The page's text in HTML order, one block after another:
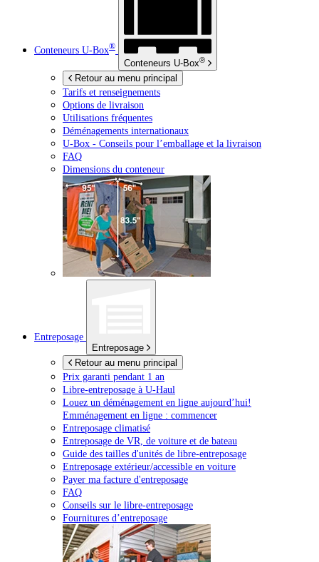
Conteneurs U-Box®
Conteneurs U-Box®
Retour au menu principal
Tarifs et renseignements
Options de livraison
Utilisations fréquentes
Déménagements internationaux
U-Box - Conseils pour l’emballage et la livraison
FAQ
Dimensions du conteneur
Entreposage
Entreposage
Retour au menu principal
Prix garanti pendant 1 an
Libre-entreposage à U-Haul
Louez un déménagement en ligne aujourd’hui!
Emménagement en ligne : commencer
Entreposage climatisé
Entreposage de VR, de voiture et de bateau
Guide des tailles d'unités de libre-entreposage
Entreposage extérieur/accessible en voiture
Payer ma facture d'entreposage
FAQ
Conseils sur le libre-entreposage
Fournitures d’entreposage